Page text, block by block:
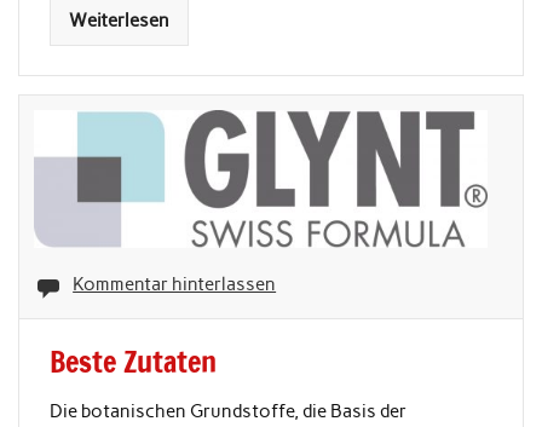
Weiterlesen
Kommentar hinterlassen
Beste Zutaten
Die botanischen Grundstoffe, die Basis der